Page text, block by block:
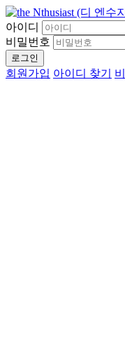
아이디
비밀번호
로그인
회원가입 아이디 찾기